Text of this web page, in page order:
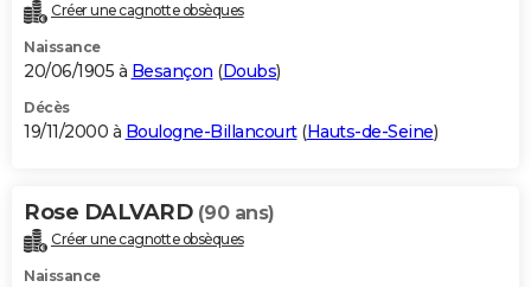
Créer une cagnotte obsèques
Naissance
20/06/1905 à Besançon (Doubs)
Décès
19/11/2000 à Boulogne-Billancourt(Hauts-de-Seine)
Rose DALVARD (90 ans)
Créer une cagnotte obsèques
Naissance